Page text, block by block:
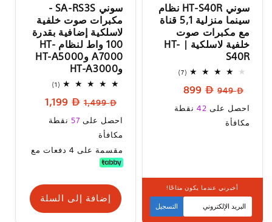
سوني HT-S40R نظام
سينما منزلية 5,1 قناة
مع مكبرات صوت
خلفية لاسلكية | HT-
S40R
(7)
7
السعر
العادي
949
سعر
البيع
سعر
البيع
احصل على 42 نقطة
مكافأة
متوفر قريبا
أخبرني عندما يكون متاحًا!
التسجيل
سوني SA-RS3S -
مكبرات صوت خلفية
لاسلكية إضافية بقدرة
100 واط لنظام HT-
A7000 وHT-A5000
وHT-A3000
(1)
1
المراجعات
السعر
العادي
1,499
سعر
البيع
سعر
البيع
احصل على 57 نقطة
مكافأة
مقسمة على 4 دفعات مع
إضافة إلى السلة